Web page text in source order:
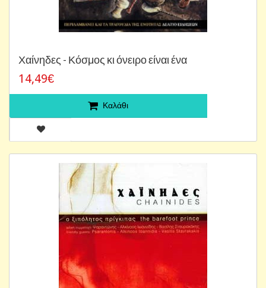
Χαίνηδες - Κόσμος κι όνειρο είναι ένα
14,49€
Καλάθι